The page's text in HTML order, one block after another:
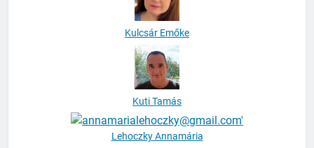
Kulcsár Emőke
Kuti Tamás
Lehoczky Annamária